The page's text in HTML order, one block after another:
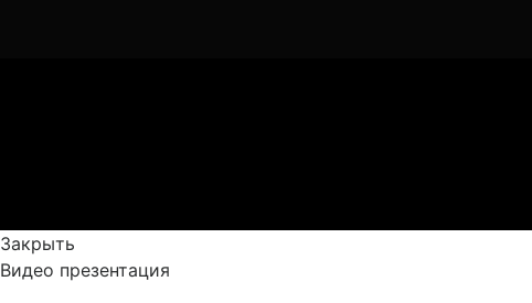
Закрыть
Видео презентация